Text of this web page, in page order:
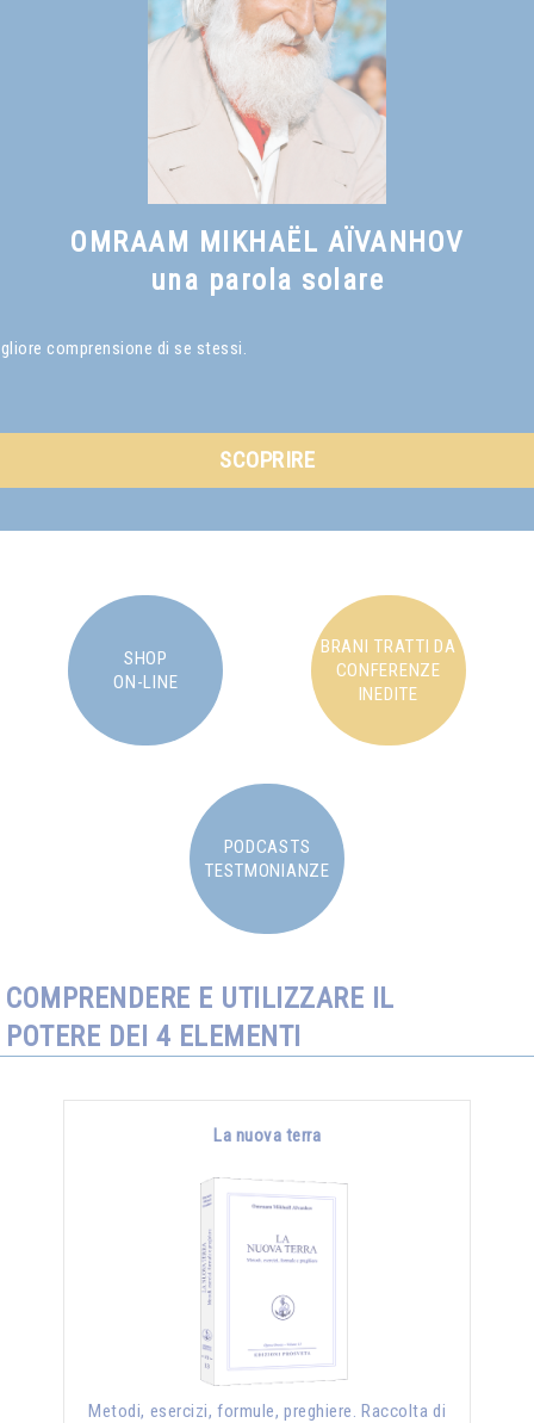
OMRAAM MIKHAËL AÏVANHOV
una parola solare
comprensione di se stessi.
SCOPRIRE
SHOP
ON-LINE
BRANI TRATTI DA
CONFERENZE
INEDITE
PODCASTS
TESTMONIANZE
COMPRENDERE E UTILIZZARE IL
POTERE DEI 4 ELEMENTI
La nuova terra
Metodi, esercizi, formule, preghiere. Raccolta di